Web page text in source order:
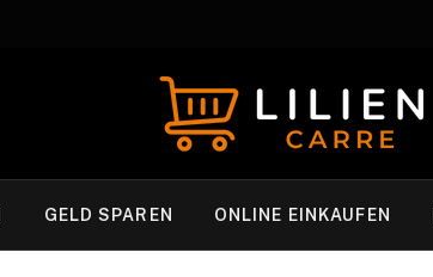
GELD SPAREN ONLINE EINKAUFEN